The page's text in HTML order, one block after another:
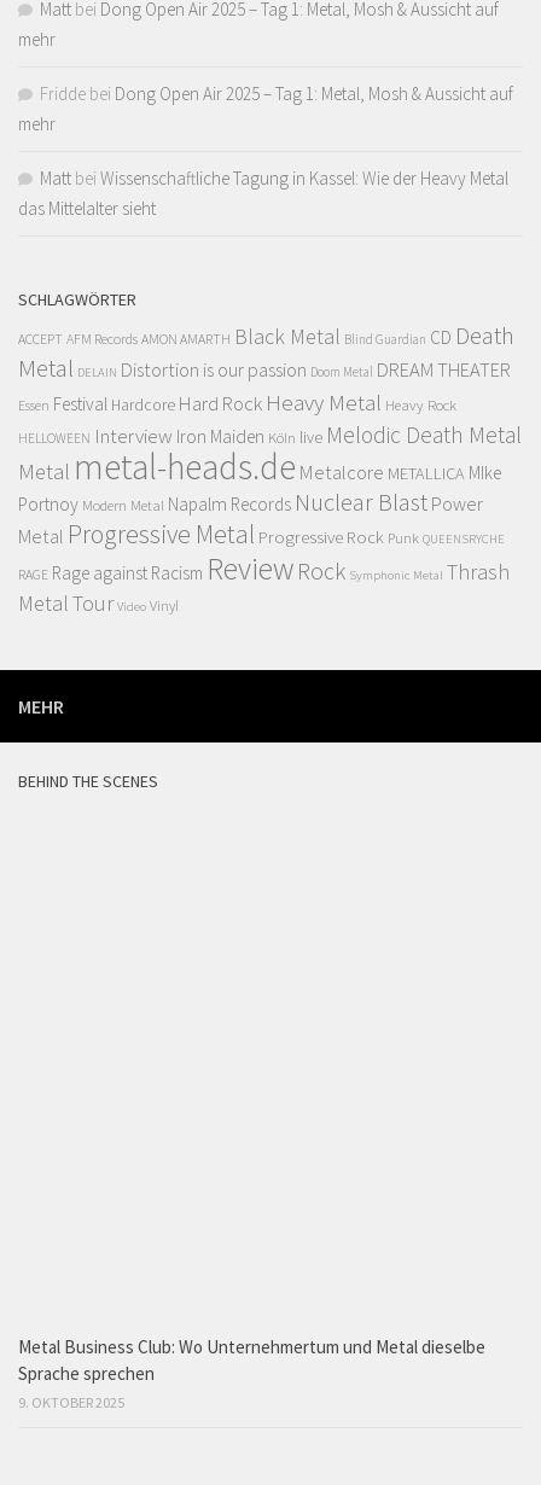
Matt bei Dong Open Air 2025 – Tag 1: Metal, Mosh & Aussicht auf
mehr
Fridde bei Dong Open Air 2025 – Tag 1: Metal, Mosh & Aussicht auf
mehr
Matt bei Wissenschaftliche Tagung in Kassel: Wie der Heavy Metal
das Mittelalter sieht
SCHLAGWÖRTER
ACCEPT AFM Records AMON AMARTH Black Metal Blind Guardian CD Death
Metal DELAIN Distortion is our passion Doom Metal DREAM THEATER
Essen Festival Hardcore Hard Rock Heavy Metal Heavy Rock
HELLOWEEN Interview Iron Maiden Köln live Melodic Death Metal
Metal metal-heads.de Metalcore METALLICA MIke
Portnoy Modern Metal Napalm Records Nuclear Blast Power
Metal Progressive Metal Progressive Rock Punk QUEENSRYCHE
RAGE Rage against Racism Review Rock Symphonic Metal Thrash
MetalTour Video Vinyl
MEHR
BEHIND THE SCENES
Metal Business Club: Wo Unternehmertum und Metal dieselbe
Sprache sprechen
9. OKTOBER 2025